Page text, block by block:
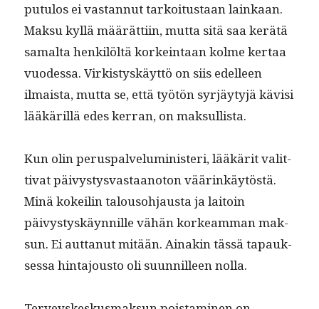
putu­los ei vas­tan­nut tarkoi­tus­taan lainkaan.
Mak­su kyl­lä määrät­ti­in, mut­ta sitä saa kerätä
samal­ta henkilöltä korkein­taan kolme ker­taa
vuodessa. Virk­istyskäyt­tö on siis edelleen
ilmaista, mut­ta se, että työtön syr­jäy­tyjä kävisi
lääkäril­lä edes ker­ran, on maksullista.
Kun olin perus­palve­lu­min­is­teri, lääkärit valit­
ti­vat päivystys­vas­taan­oton väärinkäytöstä.
Minä kokeilin talouso­h­jaus­ta ja laitoin
päivystyskäyn­nille vähän korkeam­man mak­
sun. Ei aut­tanut mitään. Ainakin tässä tapauk­
ses­sa hin­ta­jous­to oli suun­nilleen nolla.